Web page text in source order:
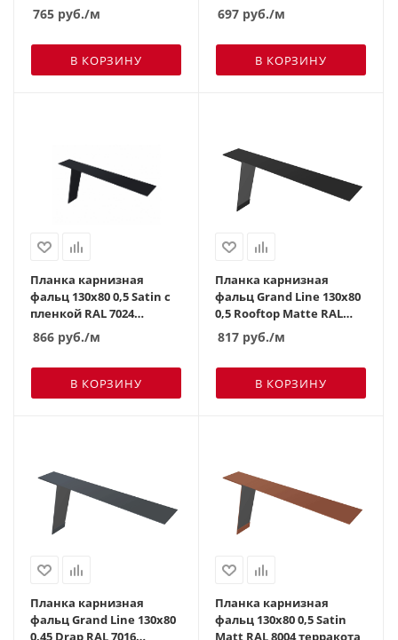
8017 шоколад
765 руб./м
В КОРЗИНУ
7004 сигнальный серый
697 руб./м
В КОРЗИНУ
Планка карнизная
фальц 130х80 0,5 Satin с
пленкой RAL 7024
мокрый асфальт
866 руб./м
В КОРЗИНУ
Планка карнизная
фальц Grand Line 130х80
0,5 Rooftop Matte RAL
9005 черный
817 руб./м
В КОРЗИНУ
Планка карнизная
фальц Grand Line 130х80
0,45 Drap RAL 7016
Планка карнизная
фальц 130х80 0,5 Satin
Мatt RAL 8004 терракота